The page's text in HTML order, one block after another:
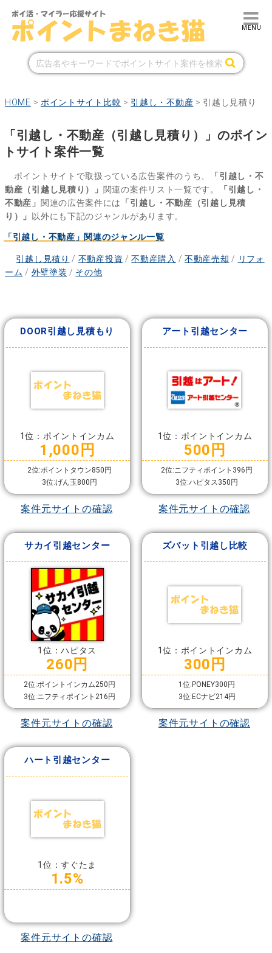
HOME > ポイントサイト比較 > 引越し・不動産 > 引越し見積り
「引越し・不動産（引越し見積り）」のポイン
トサイト案件一覧
ポイントサイトで取扱っている広告案件のうち、
「引越し・不
動産（引越し見積り）」 関連の案件リスト一覧です。
「引越し・
不動産」 関連の広告案件には
「引越し・不動産（引越し見積
り）」
以外にも下記のジャンルがあります。
「引越し・不動産」関連のジャンル一覧
引越し見積り / 不動産投資 /不動産購入 / 不動産売却 / リフォ
ーム / 外壁塗装 / その他
DOOR引越し見積もり
1位：ポイントインカム
1,000円
2位:ポイントタウン850円
3位:げん玉800円
案件元サイトの確認
アート引越センター
1位：ポイントインカム
500円
2位:ニフティポイント396円
3位:ハピタス350円
案件元サイトの確認
サカイ引越センター
1位：ハピタス
260円
2位:ポイントインカム250円
3位:ニフティポイント216円
案件元サイトの確認
ズバット引越し比較
1位：ポイントインカム
300円
1位:PONEY300円
3位:ECナビ214円
案件元サイトの確認
ハート引越センター
1位：すぐたま
1.5%
案件元サイトの確認